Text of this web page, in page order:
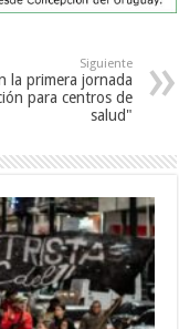
Siguiente
la primera jornada
para centros de
salud"